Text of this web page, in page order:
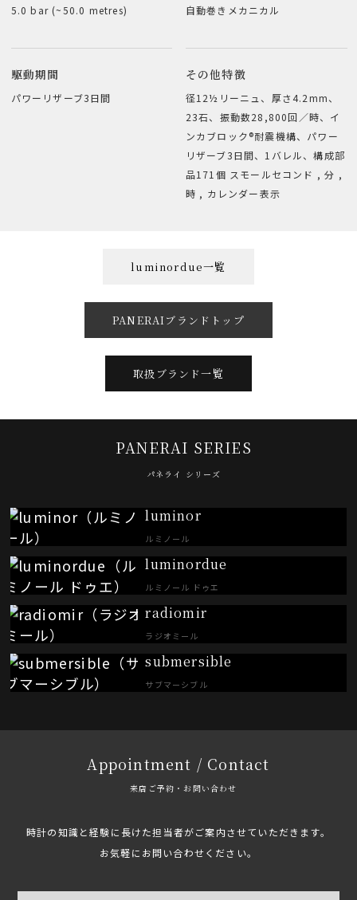
5.0 bar (~50.0 metres) 自動巻きメカニカル
駆動期間
パワーリザーブ3日間
その他特徴
径12½リーニュ、厚さ4.2mm、
23石、振動数28,800回／時、イ
ンカブロック®耐震機構、パワー
リザーブ3日間、1バレル、構成部
品171個 スモールセコンド , 分 ,
時 , カレンダー表示
luminordue一覧
PANERAIブランドトップ
取扱ブランド一覧
PANERAI SERIES
パネライ シリーズ
luminor
ルミノール
luminordue
ルミノール ドゥエ
radiomir
ラジオミール
submersible
サブマーシブル
Appointment / Contact
来店ご予約・お問い合わせ
時計の知識と経験に長けた担当者がご案内させていただきます。
お気軽にお問い合わせください。